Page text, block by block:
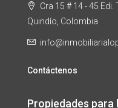
Cra 15 # 14 - 45
Quindío, Colombia
Contáctenos
Propiedades para